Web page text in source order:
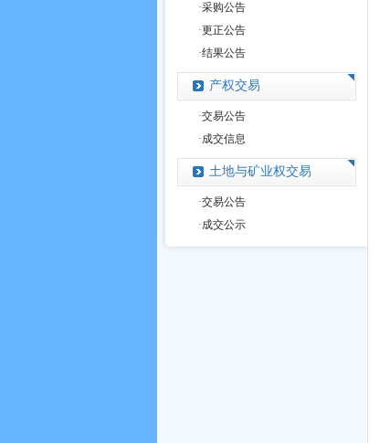
·采购公告
·更正公告
·结果公告
产权交易
·交易公告
·成交信息
土地与矿业权交易
·交易公告
·成交公示